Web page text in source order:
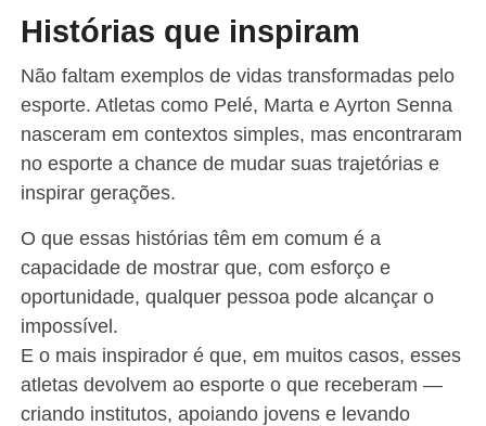
Histórias que inspiram
Não faltam exemplos de vidas transformadas pelo
esporte. Atletas como Pelé, Marta e Ayrton Senna
nasceram em contextos simples, mas encontraram
no esporte a chance de mudar suas trajetórias e
inspirar gerações.
O que essas histórias têm em comum é a
capacidade de mostrar que, com esforço e
oportunidade, qualquer pessoa pode alcançar o
impossível.
E o mais inspirador é que, em muitos casos, esses
atletas devolvem ao esporte o que receberam —
criando institutos, apoiando jovens e levando